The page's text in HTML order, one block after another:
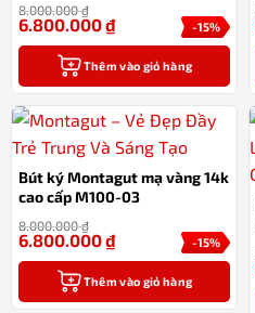
8.000.000₫
-15%
6.800.000₫
Thêm vào giỏ hàng
Bút ký Montagut mạ vàng 14k
cao cấp M100-03
8.000.000₫
-15%
6.800.000₫
Thêm vào giỏ hàng